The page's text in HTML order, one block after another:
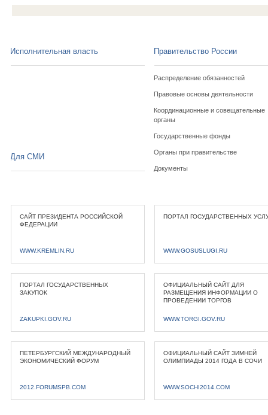
Исполнительная власть Правительство России
Распределение обязанностей
Правовые основы деятельности
Координационные и совещательные
органы
Государственные фонды
Органы при правительстве
Документы
Для СМИ
САЙТ ПРЕЗИДЕНТА РОССИЙСКОЙ
ФЕДЕРАЦИИ
WWW.KREMLIN.RU
ПОРТАЛ ГОСУДАРСТВЕННЫХ
WWW.GOSUSLUGI.RU
ПОРТАЛ ГОСУДАРСТВЕННЫХ
ЗАКУПОК
ZAKUPKI.GOV.RU
ОФИЦИАЛЬНЫЙ САЙТ ДЛЯ
РАЗМЕЩЕНИЯ ИНФОРМАЦИИ О
ПРОВЕДЕНИИ ТОРГОВ
WWW.TORGI.GOV.RU
ПЕТЕРБУРГСКИЙ МЕЖДУНАРОДНЫЙ
ЭКОНОМИЧЕСКИЙ ФОРУМ
2012.FORUMSPB.COM
ОФИЦИАЛЬНЫЙ САЙТ ЗИМНЕЙ
ОЛИМПИАДЫ 2014 ГОДА В СОЧИ
WWW.SOCHI2014.COM